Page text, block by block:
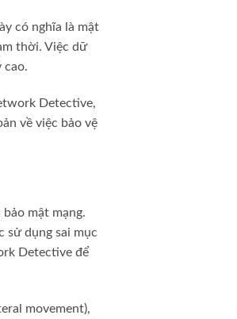
có nghĩa là mật
thời. Việc dữ
cao.
Detective,
về việc bảo vệ
mật mạng.
sử dụng sai mục
Detective để
movement),